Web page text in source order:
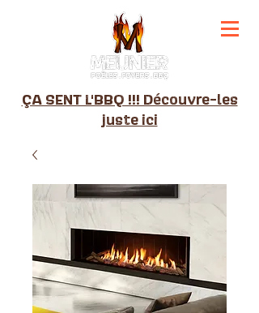
ÇA SENT L'BBQ !!! Découvre-les
juste ici